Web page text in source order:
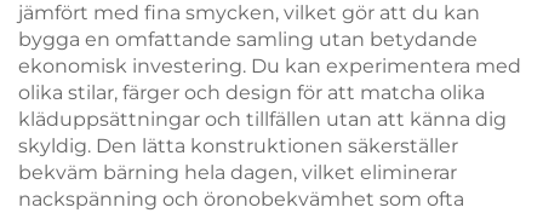
jämfört med fina smycken, vilket gör att du kan
bygga en omfattande samling utan betydande
ekonomisk investering. Du kan experimentera med
olika stilar, färger och design för att matcha olika
kläduppsättningar och tillfällen utan att känna dig
skyldig. Den lätta konstruktionen säkerställer
bekväm bärning hela dagen, vilket eliminerar
nackspänning och öronobekvämhet som ofta